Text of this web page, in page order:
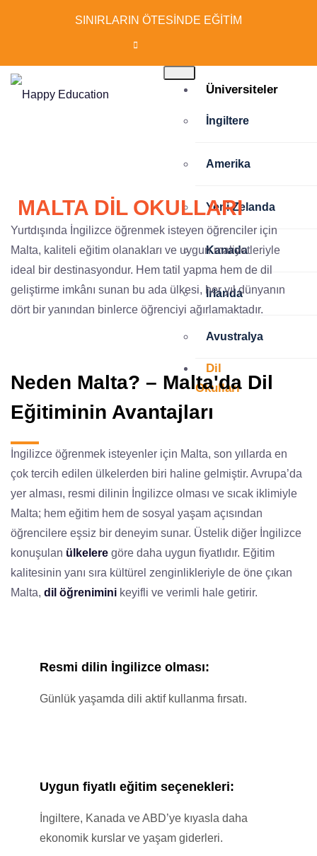
SINIRLARIN ÖTESİNDE EĞİTİM
Üniversiteler
İngiltere
Amerika
Yeni Zelanda
Kanada
İrlanda
Avustralya
Dil
Okulları
İngiltere
Londra
Cambridge
Brighton
MALTA DİL OKULLARI
Yurtdışında İngilizce öğrenmek isteyen öğrenciler için
Malta, kaliteli eğitim olanakları ve uygun maliyetleriyle
ideal bir destinasyondur. Hem tatil yapma hem de dil
geliştirme imkânı sunan bu ada ülkesi, her yıl dünyanın
dört bir yanından binlerce öğrenciyi ağırlamaktadır.
Neden Malta? – Malta'da Dil
Eğitiminin Avantajları
İngilizce öğrenmek isteyenler için Malta, son yıllarda en
çok tercih edilen ülkelerden biri haline gelmiştir. Avrupa’da
yer alması, resmi dilinin İngilizce olması ve sıcak iklimiyle
Malta; hem eğitim hem de sosyal yaşam açısından
öğrencilere eşsiz bir deneyim sunar. Üstelik diğer İngilizce
konuşulan ülkelere göre daha uygun fiyatlıdır. Eğitim
kalitesinin yanı sıra kültürel zenginlikleriyle de öne çıkan
Malta, dil öğrenimini keyifli ve verimli hale getirir.
Resmi dilin İngilizce olması:
Günlük yaşamda dili aktif kullanma fırsatı.
Uygun fiyatlı eğitim seçenekleri:
İngiltere, Kanada ve ABD’ye kıyasla daha
ekonomik kurslar ve yaşam giderleri.